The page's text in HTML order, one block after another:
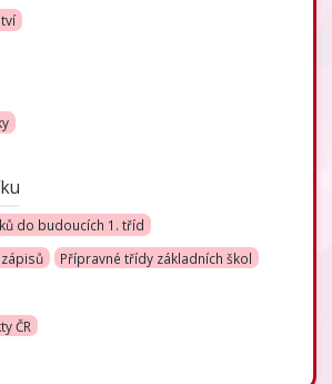
do budoucích 1. tříd
Přípravné třídy základních škol
ČR